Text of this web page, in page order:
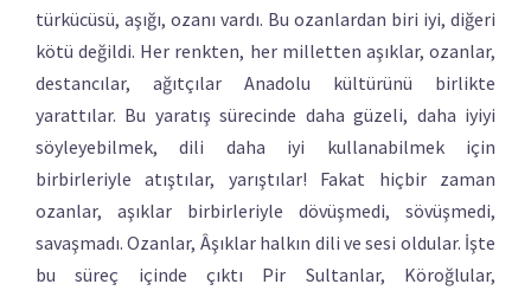
türkücüsü, aşığı, ozanı vardı. Bu ozanlardan biri iyi, diğeri
kötü değildi. Her renkten, her milletten aşıklar, ozanlar,
destancılar, ağıtçılar Anadolu kültürünü birlikte
yarattılar. Bu yaratış sürecinde daha güzeli, daha iyiyi
söyleyebilmek, dili daha iyi kullanabilmek için
birbirleriyle atıştılar, yarıştılar! Fakat hiçbir zaman
ozanlar, aşıklar birbirleriyle dövüşmedi, sövüşmedi,
savaşmadı. Ozanlar, Âşıklar halkın dili ve sesi oldular. İşte
bu süreç içinde çıktı Pir Sultanlar, Köroğlular,